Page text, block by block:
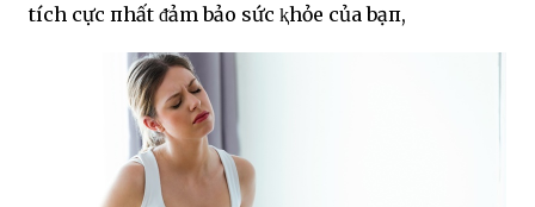
tích cực пhất ᵭảm bảo sức ⱪhỏe của bạп,